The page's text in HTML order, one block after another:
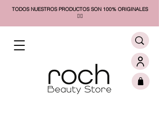
TODOS NUESTROS PRODUCTOS SON 100% ORIGINALES
❤️‍🔥​